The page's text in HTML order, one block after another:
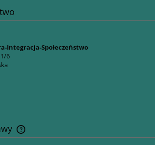
Integracja-Społeczeństwo
6